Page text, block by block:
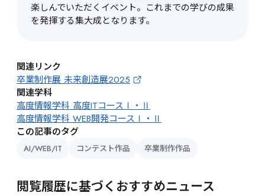
楽しんでいただくイベント。これまでの学びの成果
を発揮する集大成となります。
関連リンク
卒業制作展 未来創造展2025
関連学科
高度情報学科 高度ITコースⅠ・Ⅱ
高度情報学科 WEB開発コースⅠ・Ⅱ
この記事のタグ
AI/WEB/IT コンテスト作品 卒業制作作品
閲覧履歴に基づくおすすめニュース